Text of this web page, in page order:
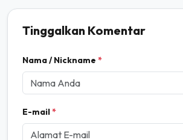
Tinggalkan Komentar
Nama / Nickname *
E-mail*